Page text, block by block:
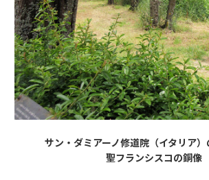
サン・ダミアーノ修道院（イタリア
聖フランシスコの銅像